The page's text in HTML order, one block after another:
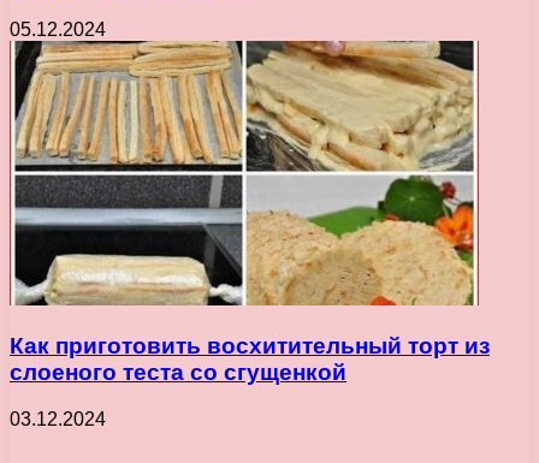
05.12.2024
Как приготовить восхитительный торт из
слоеного теста со сгущенкой
03.12.2024